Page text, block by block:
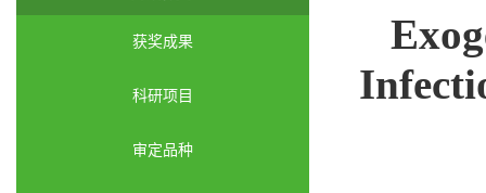
获奖成果
科研项目
审定品种